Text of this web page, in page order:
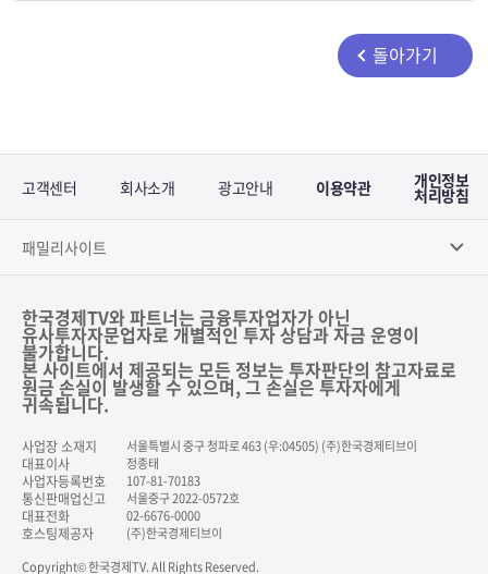
돌아가기
고객센터 회사소개 광고안내 이용약관 개인정보
처리방침
패밀리사이트
한국경제TV와 파트너는 금융투자업자가 아닌
유사투자자문업자로 개별적인 투자 상담과 자금 운영이
불가합니다.
본 사이트에서 제공되는 모든 정보는 투자판단의 참고자료로
원금 손실이 발생할 수 있으며, 그 손실은 투자자에게
귀속됩니다.
사업장 소재지 서울특별시 중구 청파로 463 (우:04505) (주)한국경제티브이
대표이사 정종태
사업자등록번호 107-81-70183
통신판매업신고 서울중구 2022-0572호
대표전화 02-6676-0000
호스팅제공자
(주)한국경제티브이
Copyright© 한국경제TV. All Rights Reserved.